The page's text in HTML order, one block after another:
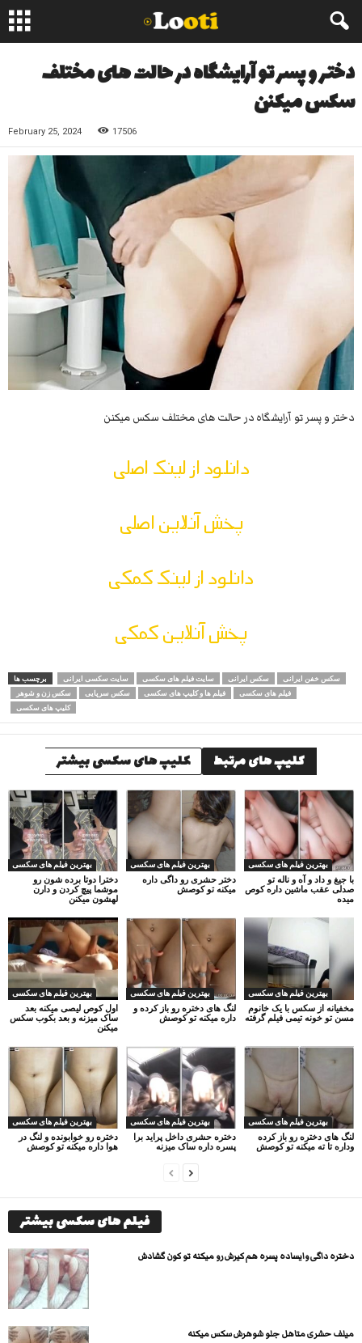
دختر و پسر تو آرایشگاه در حالت های مختلف
سکس میکنن
February 25, 2024 17506
دختر و پسر تو آرایشگاه در حالت های مختلف سکس میکنن
دانلود از لینک اصلی
پخش آنلاین اصلی
دانلود از لینک کمکی
پخش آنلاین کمکی
برچسب ها سایت سکسی ایرانی سایت فیلم های سکسی سکس ایرانی
سکس خفن ایرانی
سکس زن و شوهر
سکس سرپایی فیلم ها و کلیپ های سکسی
فیلم های سکسی
کلیپ های سکسی
کلیپ های مرتبط کلیپ های سکسی بیشتر
بهترین فیلم های سکسی
دخترا دوتا برده شون رو
موشما پیچ کردن و دارن
لهشون میکنن
بهترین فیلم های سکسی
دختر حشری رو داگی داره
میکنه تو کوصش
بهترین فیلم های سکسی
با جیغ و داد و آه و ناله تو
صدلی عقب ماشین داره کوص
میده
بهترین فیلم های سکسی
اول کوص لیصی میکنه بعد
ساک میزنه و بعد بکوب سکس
میکنن
بهترین فیلم های سکسی
لنگ های دختره رو باز کرده و
داره میکنه تو کوصش
بهترین فیلم های سکسی
مخفیانه از سکس با یک خانوم
مسن تو خونه تیمی فیلم گرفته
بهترین فیلم های سکسی
دختره رو خوابونده و لنگ در
هوا داره میکنه تو کوصش
بهترین فیلم های سکسی
دختره حشری داخل پراید برا
پسره داره ساک میزنه
بهترین فیلم های سکسی
لنگ های دختره رو باز کرده
وداره تا ته میکنه تو کوصش
فیلم های سکسی بیشتر
دختره داگی وایساده پسره هم کیرش رو میکنه تو کون گشادش
میلف حشری متاهل جلو شوهرش سکس میکنه